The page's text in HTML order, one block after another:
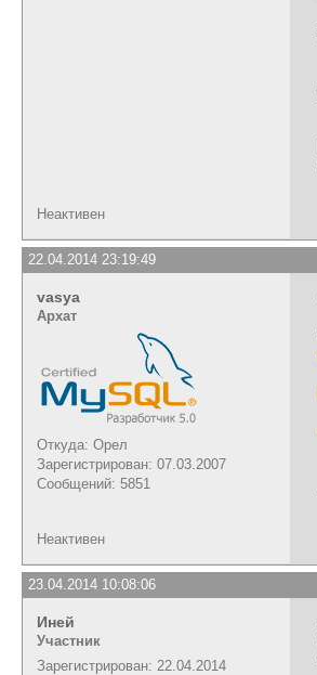
Неактивен
22.04.2014 23:19:49
vasya
Архат
Откуда: Орел
Зарегистрирован: 07.03.2007
Сообщений: 5851
Неактивен
23.04.2014 10:08:06
Иней
Участник
Зарегистрирован: 22.04.2014